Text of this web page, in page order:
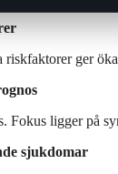
riskfaktorer ger
Fokus ligger på
sjukdomar